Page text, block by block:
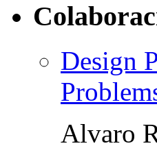
Design
Alvaro